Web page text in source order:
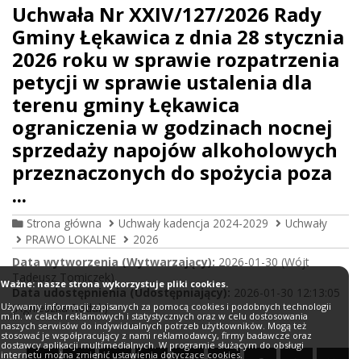
Uchwała Nr XXIV/127/2026 Rady
Gminy Łękawica z dnia 28 stycznia
2026 roku w sprawie rozpatrzenia
petycji w sprawie ustalenia dla
terenu gminy Łękawica
ograniczenia w godzinach nocnej
sprzedaży napojów alkoholowych
przeznaczonych do spożycia poza
...
Strona główna Uchwały kadencja 2024-2029
Uchwały
PRAWO LOKALNE
2026
Data wytworzenia (Wytwarzający): 2026-01-30 (Wójt
Tadeusz Tomiczek)
Data udostępnienia (Udostępniający): 2026-01-30 12:13:05
(Agnieszka Rodak)
Ważne: nasze strona wykorzystuje pliki cookies.
Używamy informacji zapisanych za pomocą cookies i podobnych technologii
m.in. w celach reklamowych i statystycznych oraz w celu dostosowania
naszych serwisów do indywidualnych potrzeb użytkowników. Mogą też
stosować je współpracujący z nami reklamodawcy, firmy badawcze oraz
dostawcy aplikacji multimedialnych. W programie służącym do obsługi
internetu można zmienić ustawienia dotyczące cookies.